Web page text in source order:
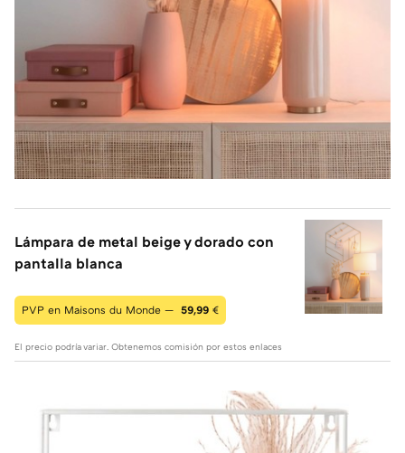
Lámpara de metal beige y dorado con
pantalla blanca
PVP en Maisons du Monde — 59,99 €
El precio podría variar. Obtenemos comisión por estos enlaces